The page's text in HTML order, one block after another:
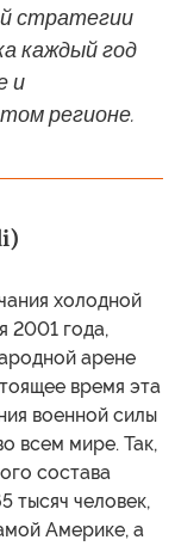
стратегии
каждый год
и
регионе.
холодной
2001 года,
арене
время эта
военной силы
всем мире. Так,
состава
тысяч человек,
Америке, а